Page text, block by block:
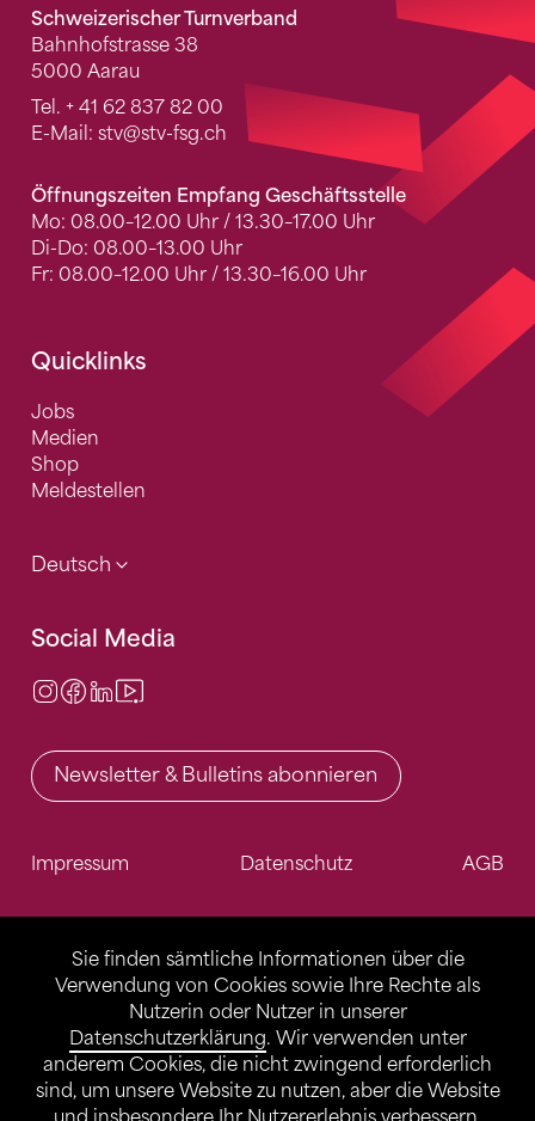
Sie finden sämtliche Informationen über die
Verwendung von Cookies sowie Ihre Rechte als
Nutzerin oder Nutzer in unserer
Datenschutzerklärung. Wir verwenden unter
anderem Cookies, die nicht zwingend erforderlich
sind, um unsere Website zu nutzen, aber die Website
Schweizerischer Turnverband
Bahnhofstrasse 38
5000 Aarau
Tel. + 41 62 837 82 00
E-Mail: stv@stv-fsg.ch
Öffnungszeiten Empfang Geschäftsstelle
Mo: 08.00–12.00 Uhr / 13.30–17.00 Uhr
Di-Do: 08.00–13.00 Uhr
Fr: 08.00–12.00 Uhr / 13.30–16.00 Uhr
Quicklinks
Jobs
Medien
Shop
Meldestellen
Deutsch
Social Media
Instagram
Facebook
LinkedIn
Newsletter & Bulletins abonnieren
Impressum Datenschutz AGB